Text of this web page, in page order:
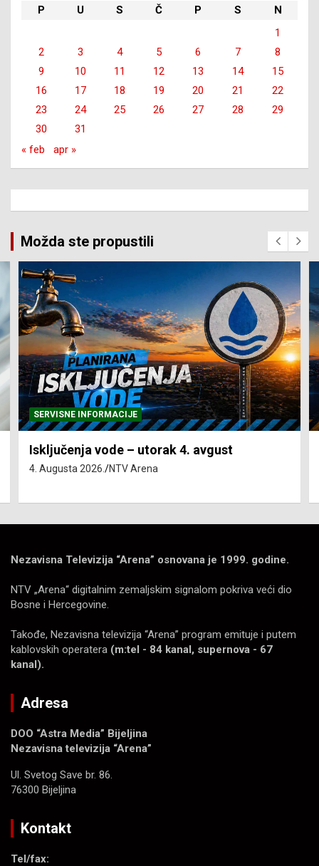
P
U S Č P S
N
1
2
3 4 5 6 7
8
9
10 11 12 13 14
15
16
17 18 19 20 21
22
23
24 25 26 27 28
29
30
31
« feb
apr »
Možda ste propustili
SERVISNE INFORMACIJE
Isključenja vode – utorak 4. avgust
4. Augusta 2026. NTV Arena
Nezavisna Televizija “Arena” osnovana je 1999. godine.
NTV „Arena“ digitalnim zemaljskim signalom pokriva veći dio
Bosne i Hercegovine.
Takođe, Nezavisna televizija “Arena” program emituje i putem
kablovskih operatera (m:tel - 84 kanal, supernova - 67
kanal).
Adresa
DOO “Astra Media” Bijeljina
Nezavisna televizija “Arena”
Ul. Svetog Save br. 86.
76300 Bijeljina
Kontakt
Tel/fax: